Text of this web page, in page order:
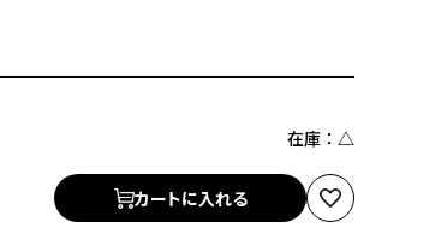
在庫： △
カートに入れる